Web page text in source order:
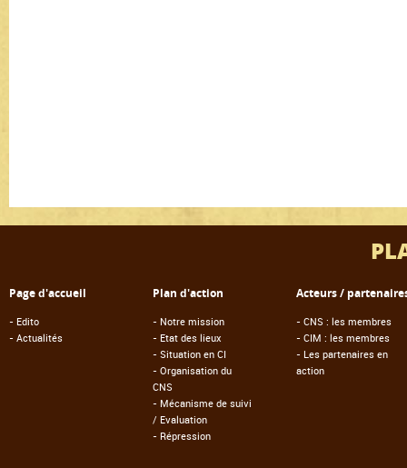
Page d'accueil
- Edito
- Actualités
Plan d'action
- Notre mission
- Etat des lieux
- Situation en CI
- Organisation du
CNS
- Mécanisme de suivi
/ Evaluation
- Répression
Acteurs /
- CNS : les membres
- CIM : les membres
- Les partenaires en
action